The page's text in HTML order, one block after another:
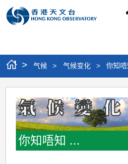
> 气候 > 气候变化 > 你知唔
你
知
唔
知
...
你知唔知 ...